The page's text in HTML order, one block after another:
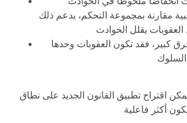
مقارنة بمجموعة التحكم، يدعم ذلك
كبير، فقد تكون العقوبات وحدها
يمكن اقتراح تطبيق القانون الجديد على نطاق